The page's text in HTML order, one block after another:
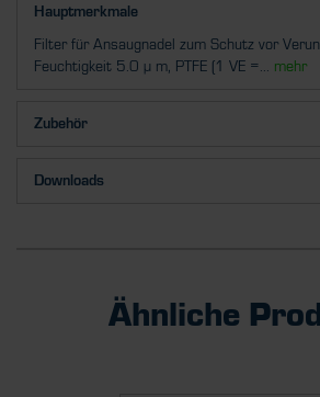
Hauptmerkmale
Filter für Ansaugnadel zum Schutz vor
Feuchtigkeit 5.0 µ m, PTFE (1 VE =... mehr
Zubehör
Downloads
Ähnliche